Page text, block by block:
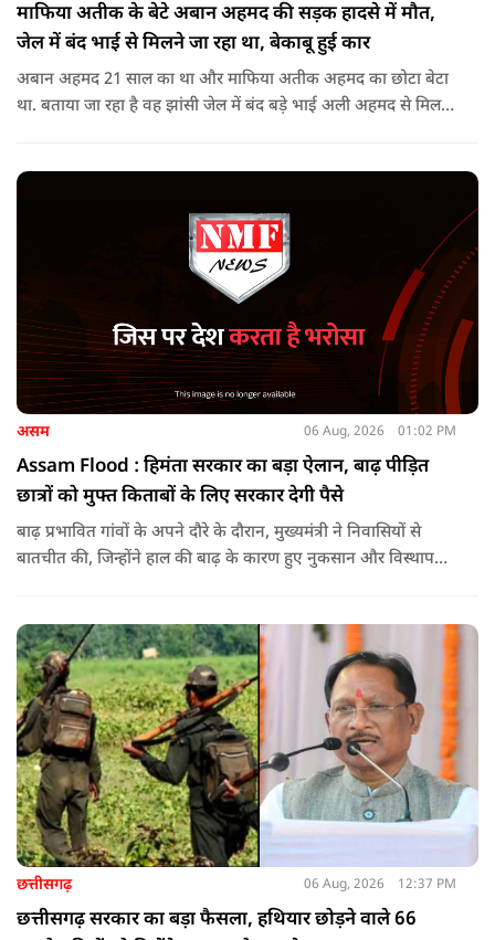
माफिया अतीक के बेटे अबान अहमद की सड़क हादसे में मौत,
जेल में बंद भाई से मिलने जा रहा था, बेकाबू हुई कार
अबान अहमद 21 साल का था और माफिया अतीक अहमद का छोटा बेटा
था. बताया जा रहा है वह झांसी जेल में बंद बड़े भाई अली अहमद से मिलने
असम 06 Aug, 2026 01:02 PM
Assam Flood : हिमंता सरकार का बड़ा ऐलान, बाढ़ पीड़ित
छात्रों को मुफ्त किताबों के लिए सरकार देगी पैसे
बाढ़ प्रभावित गांवों के अपने दौरे के दौरान, मुख्यमंत्री ने निवासियों से
बातचीत की, जिन्होंने हाल की बाढ़ के कारण हुए नुकसान और विस्थापन
छत्तीसगढ़ 06 Aug, 2026 12:37 PM
छत्तीसगढ़ सरकार का बड़ा फैसला, हथियार छोड़ने वाले 66